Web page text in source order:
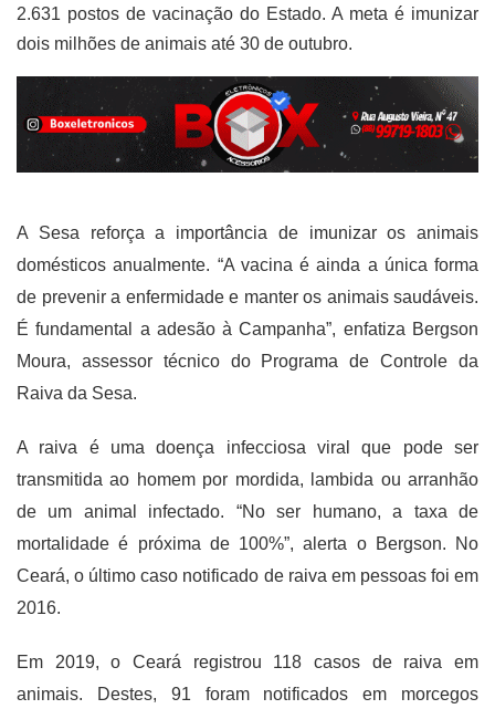
2.631 postos de vacinação do Estado. A meta é imunizar
dois milhões de animais até 30 de outubro.
A Sesa reforça a importância de imunizar os animais
domésticos anualmente. “A vacina é ainda a única forma
de prevenir a enfermidade e manter os animais saudáveis.
É fundamental a adesão à Campanha”, enfatiza Bergson
Moura, assessor técnico do Programa de Controle da
Raiva da Sesa.
A raiva é uma doença infecciosa viral que pode ser
transmitida ao homem por mordida, lambida ou arranhão
de um animal infectado. “No ser humano, a taxa de
mortalidade é próxima de 100%”, alerta o Bergson. No
Ceará, o último caso notificado de raiva em pessoas foi em
2016.
Em 2019, o Ceará registrou 118 casos de raiva em
animais. Destes, 91 foram notificados em morcegos